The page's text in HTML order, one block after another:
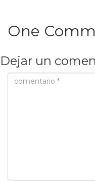
One
Dejar un